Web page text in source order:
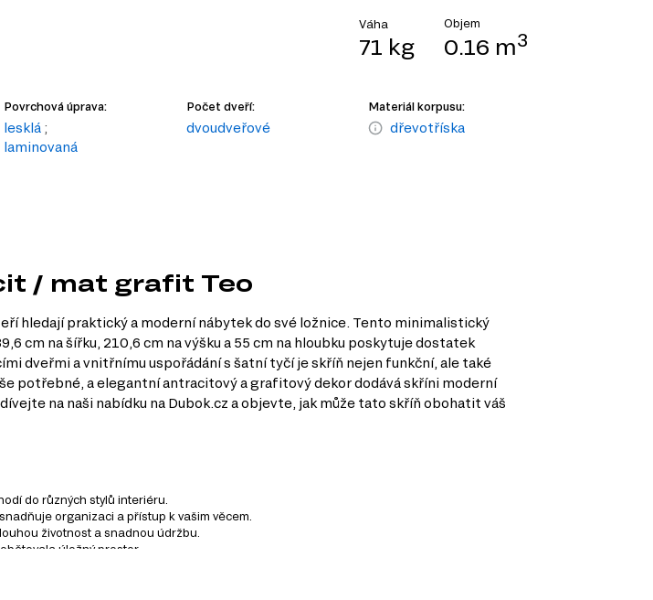
Váha
71 kg
Objem
0.16 m3
Povrchová úprava:
lesklá ;
laminovaná
Počet dveří:
dvoudveřové
Materiál korpusu:
dřevotříska
/ mat grafit Teo
hledají praktický a moderní nábytek do své ložnice. Tento minimalistický
cm na šířku, 210,6 cm na výšku a 55 cm na hloubku poskytuje dostatek
dveřmi a vnitřnímu uspořádání s šatní tyčí je skříň nejen funkční, ale také
potřebné, a elegantní antracitový a grafitový dekor dodává skříni moderní
na naši nabídku na Dubok.cz a objevte, jak může tato skříň obohatit váš
do různých stylů interiéru.
organizaci a přístup k vašim věcem.
životnost a snadnou údržbu.
úložný prostor.